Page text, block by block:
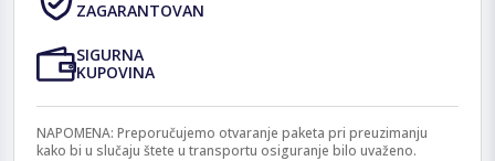
ZAGARANTOVAN
SIGURNA
KUPOVINA
NAPOMENA: Preporučujemo otvaranje paketa pri preuzimanju
kako bi u slučaju štete u transportu osiguranje bilo uvaženo.